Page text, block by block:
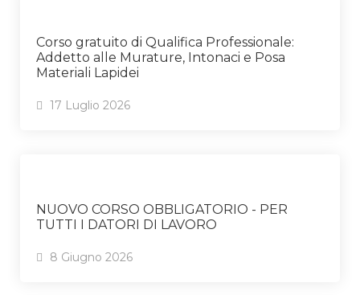
Corso gratuito di Qualifica Professionale:
Addetto alle Murature, Intonaci e Posa
Materiali Lapidei
17 Luglio 2026
NUOVO CORSO OBBLIGATORIO - PER
TUTTI I DATORI DI LAVORO
8 Giugno 2026